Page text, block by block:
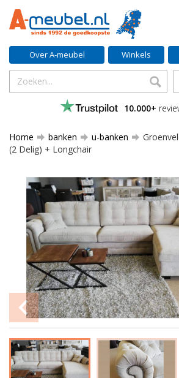
Over A-meubel Winkels
10.000+
Home banken u-banken
(2 Delig) + Longchair